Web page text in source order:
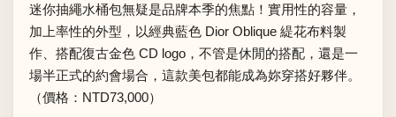
迷你抽繩水桶包無疑是品牌本季的焦點！實用性的容量，
加上率性的外型，以經典藍色 Dior Oblique 緹花布料製
作、搭配復古金色 CD logo，不管是休閒的搭配，還是一
場半正式的約會場合，這款美包都能成為妳穿搭好夥伴。
（價格：NTD73,000）